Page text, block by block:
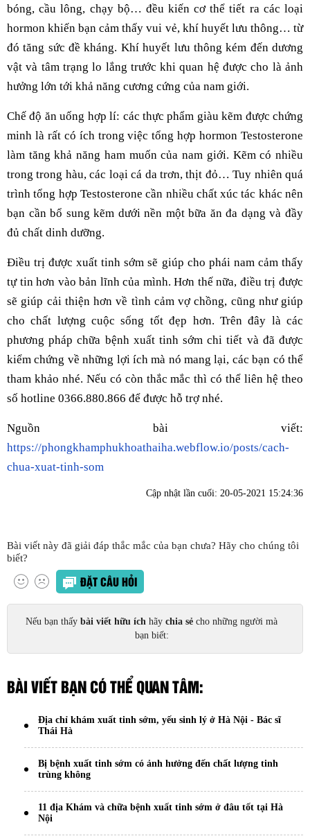
bóng, cầu lông, chạy bộ… đều kiến cơ thể tiết ra các loại
hormon khiến bạn cảm thấy vui vẻ, khí huyết lưu thông… từ
đó tăng sức đề kháng. Khí huyết lưu thông kém đến dương
vật và tâm trạng lo lắng trước khi quan hệ được cho là ảnh
hưởng lớn tới khả năng cương cứng của nam giới.
Chế độ ăn uống hợp lí: các thực phẩm giàu kẽm được chứng
minh là rất có ích trong việc tổng hợp hormon Testosterone
làm tăng khả năng ham muốn của nam giới. Kẽm có nhiều
trong trong hàu, các loại cá da trơn, thịt đỏ… Tuy nhiên quá
trình tổng hợp Testosterone cần nhiều chất xúc tác khác nên
bạn cần bổ sung kẽm dưới nền một bữa ăn đa dạng và đầy
đủ chất dinh dưỡng.
Điều trị được xuất tinh sớm sẽ giúp cho phái nam cảm thấy
tự tin hơn vào bản lĩnh của mình. Hơn thế nữa, điều trị được
sẽ giúp cải thiện hơn về tình cảm vợ chồng, cũng như giúp
cho chất lượng cuộc sống tốt đẹp hơn. Trên đây là các
phương pháp chữa bệnh xuất tinh sớm chi tiết và đã được
kiểm chứng về những lợi ích mà nó mang lại, các bạn có thể
tham khảo nhé. Nếu có còn thắc mắc thì có thể liên hệ theo
số hotline 0366.880.866 để được hỗ trợ nhé.
Nguồn bài viết:
https://phongkhamphukhoathaiha.webflow.io/posts/cach-
chua-xuat-tinh-som
Cập nhật lần cuối: 20-05-2021 15:24:36
Bài viết này đã giải đáp thắc mắc của bạn chưa? Hãy cho chúng tôi
biết?
ĐẶT CÂU HỎI
Nếu bạn thấy bài viết hữu ích hãy chia sẻ cho những người mà
bạn biết:
BÀI VIẾT BẠN CÓ THỂ QUAN TÂM:
Địa chỉ khám xuất tinh sớm, yếu sinh lý ở Hà Nội - Bác sĩ
Thái Hà
Bị bệnh xuất tinh sớm có ảnh hưởng đến chất lượng tinh
trùng không
11 địa Khám và chữa bệnh xuất tinh sớm ở đâu tốt tại Hà
Nội